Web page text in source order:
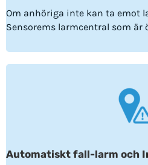
Om anhöriga inte kan ta emot
Sensorems larmcentral som är
Automatiskt fall-larm och